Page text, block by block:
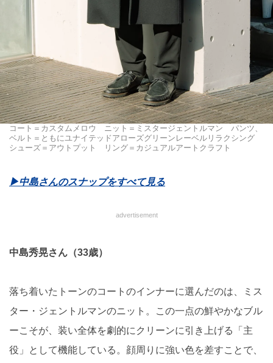
コート＝カスタムメロウ ニット＝ミスタージェントルマン パンツ、
ベルト＝ともにユナイテッドアローズグリーンレーベルリラクシング
シューズ＝アウトプット リング＝カジュアルアートクラフト
▶︎中島さんのスナップをすべて見る
advertisement
中島秀晃さん（33歳）
落ち着いたトーンのコートのインナーに選んだのは、ミス
ター・ジェントルマンのニット。この一点の鮮やかなブル
ーこそが、装い全体を劇的にクリーンに引き上げる「主
役」として機能している。顔周りに強い色を差すことで、